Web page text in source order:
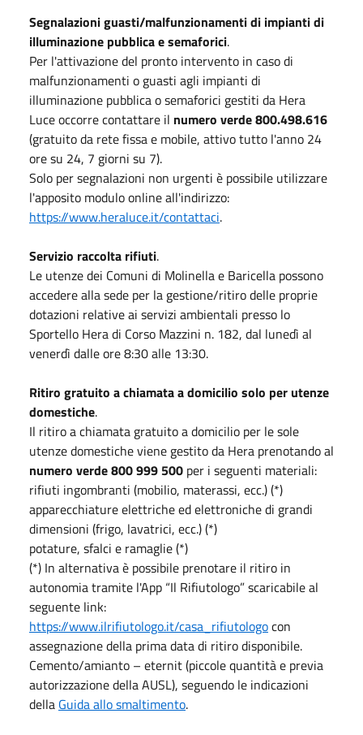
Segnalazioni guasti/malfunzionamenti di impianti di
illuminazione pubblica e semaforici.
Per l'attivazione del pronto intervento in caso di
malfunzionamenti o guasti agli impianti di
illuminazione pubblica o semaforici gestiti da Hera
Luce occorre contattare il numero verde 800.498.616
(gratuito da rete fissa e mobile, attivo tutto l'anno 24
ore su 24, 7 giorni su 7).
Solo per segnalazioni non urgenti è possibile utilizzare
l'apposito modulo online all'indirizzo:
https://www.heraluce.it/contattaci.
Servizio raccolta rifiuti.
Le utenze dei Comuni di Molinella e Baricella possono
accedere alla sede per la gestione/ritiro delle proprie
dotazioni relative ai servizi ambientali presso lo
Sportello Hera di Corso Mazzini n. 182, dal lunedì al
venerdì dalle ore 8:30 alle 13:30.
Ritiro gratuito a chiamata a domicilio solo per utenze
domestiche.
Il ritiro a chiamata gratuito a domicilio per le sole
utenze domestiche viene gestito da Hera prenotando al
numero verde 800 999 500 per i seguenti materiali:
rifiuti ingombranti (mobilio, materassi, ecc.) (*)
apparecchiature elettriche ed elettroniche di grandi
dimensioni (frigo, lavatrici, ecc.) (*)
potature, sfalci e ramaglie (*)
(*) In alternativa è possibile prenotare il ritiro in
autonomia tramite l'App “Il Rifiutologo” scaricabile al
seguente link:
https://www.ilrifiutologo.it/casa_rifiutologocon
assegnazione della prima data di ritiro disponibile.
Cemento/amianto – eternit (piccole quantità e previa
autorizzazione della AUSL), seguendo le indicazioni
della Guida allo smaltimento.